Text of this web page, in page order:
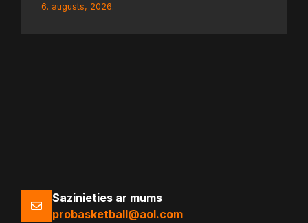
6. augusts, 2026.
Sazinieties ar mums
probasketball@aol.com